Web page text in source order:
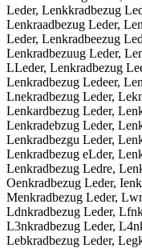
Leder, Lenkkradbezug
Lenkraadbezug Leder,
Leder, Lenkradbeezug
Lenkradbezuug Leder,
LLeder, Lenkradbezug
Lenkradbezug Ledeer,
Lnekradbezug Leder,
Lenkardbezug Leder,
Lenkradebzug Leder,
Lenkradbezgu Leder,
Lenkradbezug eLder,
Lenkradbezug Ledre,
Oenkradbezug Leder,
Menkradbezug Leder,
Ldnkradbezug Leder,
L3nkradbezug Leder,
Lebkradbezug Leder,